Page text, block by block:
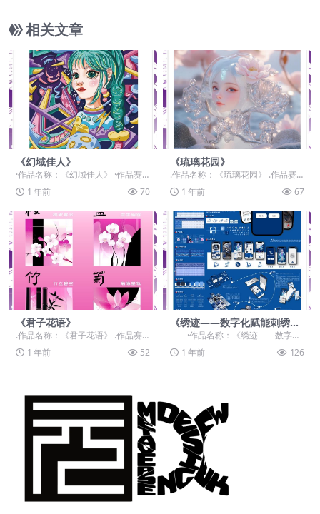
相关文章
《幻域佳人》
·作品名称：《幻域佳人》 ·作品赛
道：学生组：自由主题赛道-”元宇宙
+“ ·作品...
1 年前 70
《琉璃花园》
.作品名称：《琉璃花园》 .作品赛
道：学生组：命题赛道-”元宇宙+非
遗“ .作品...
1 年前 67
《君子花语》
.作品名称：《君子花语》 .作品赛
道：学生组：命题赛道-”元宇宙+非
遗“ .作品...
1 年前 52
《绣迹——数字化赋能刺绣非
遗的创新征程》
·作品名称：《绣迹——数字化
赋能刺绣非遗的创新征程》 ·作品赛
道...1 年前 126